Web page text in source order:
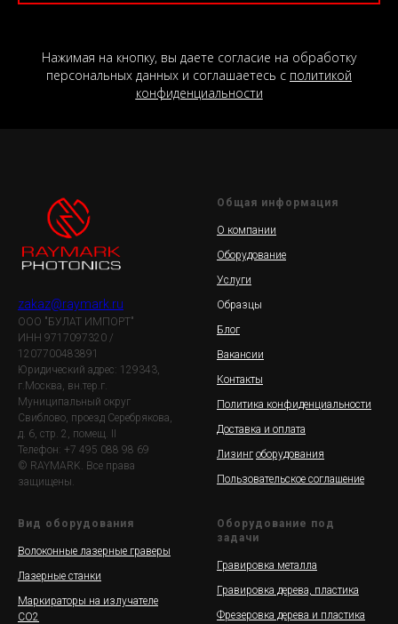
Нажимая на кнопку, вы даете согласие на обработку
персональных данных и соглашаетесь c политикой
конфиденциальности
zakaz@raymark.ru
ООО "БУЛАТ ИМПОРТ"
ИНН 9717097320 /
1207700483891
Юридический адрес: 129343,
г.Москва, вн.тер.г.
Муниципальный округ
Свиблово, проезд Серебрякова,
д. 6, стр. 2, помещ. II
Телефон: +7 495 088 98 69
© RAYMARK. Все права
защищены.
Общая информация
О компании
Оборудование
Услуги
Образцы
Блог
Вакансии
Контакты
Политика конфиденциальности
Доставка и оплата
Лизинг оборудования
Пользовательское соглашение
Вид оборудования
Волоконные лазерные граверы
Лазерные станки
Маркираторы на излучателе
СО2
Оборудование под
задачи
Гравировка металла
Гравировка дерева, пластика
Фрезеровка дерева и пластика